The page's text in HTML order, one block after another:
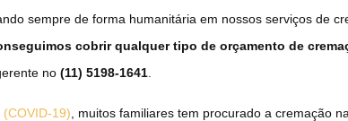
sempre de forma humanitária em nossos serviços de
cobrir qualquer tipo de orçamento de
no(11) 5198-1641
19) , muitos familiares tem procurado a cremação